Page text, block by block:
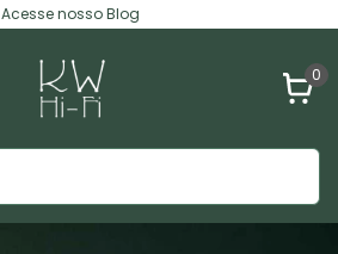
Acesse nosso Blog
0